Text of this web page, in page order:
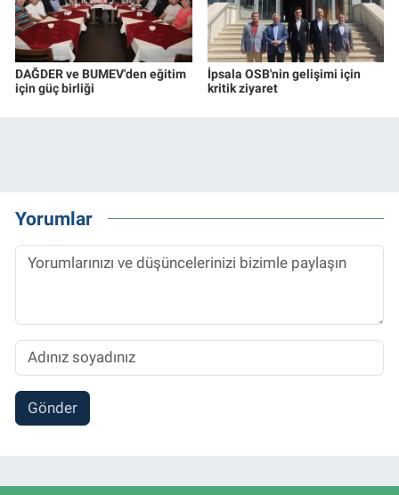
DAĞDER ve BUMEV'den eğitim
için güç birliği
İpsala OSB'nin gelişimi için
kritik ziyaret
Yorumlar
Gönder